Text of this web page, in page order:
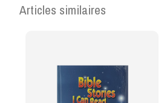
Articles similaires